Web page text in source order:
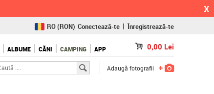
X
(KČ)
SK(€)
RO(RON) Conectează-te Înregistrează-te
ALBUME CĂNI CAMPING APP 0,00 Lei
Adaugă fotografii